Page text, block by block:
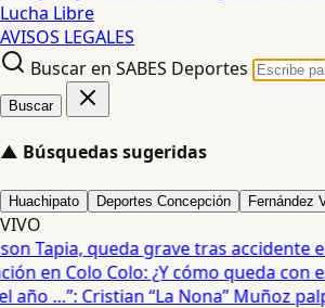
Lucha Libre
AVISOS LEGALES
Buscar en SABES Deportes
Buscar
▲ Búsquedas sugeridas
Huachipato Deportes Concepción Fernández
VIVO
Tapia, queda grave tras accidente
en Colo Colo: ¿Y cómo queda con
…”: Cristian “La Nona” Muñoz